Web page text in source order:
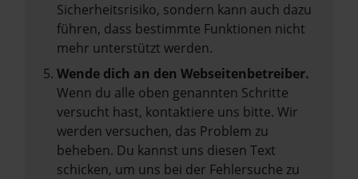
Sicherheitsrisiko, sondern kann auch dazu
führen, dass bestimmte Funktionen nicht
mehr unterstützt werden.
Wende dich an den Webseitenbetreiber.
Wenn du alle oben genannten Schritte
versucht hast, kontaktiere uns bitte. Wir
werden versuchen, das Problem zu
beheben. Du kannst uns diesen Text
schicken, um uns bei der Fehlersuche zu